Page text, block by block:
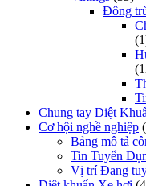
Đông
Chung tay Diệt
Cơ hội nghề nghiệp
Bảng mô tả
Tin Tuyển
Vị trí Đang